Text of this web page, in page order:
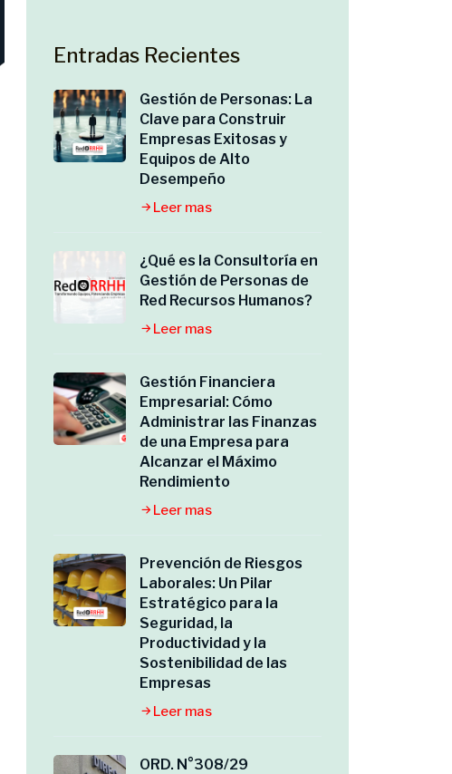
Entradas Recientes
Gestión de Personas: La
Clave para Construir
Empresas Exitosas y
Equipos de Alto
Desempeño
Leer mas
¿Qué es la Consultoría en
Gestión de Personas de
Red Recursos Humanos?
Leer mas
Gestión Financiera
Empresarial: Cómo
Administrar las Finanzas
de una Empresa para
Alcanzar el Máximo
Rendimiento
Leer mas
Prevención de Riesgos
Laborales: Un Pilar
Estratégico para la
Seguridad, la
Productividad y la
Sostenibilidad de las
Empresas
Leer mas
ORD. N°308/29